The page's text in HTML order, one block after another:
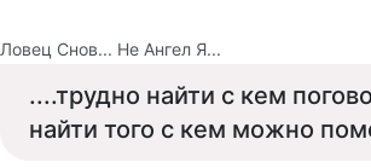
Ловец Снов... Не Ангел Я...
....трудно найти с кем
найти того с кем можно